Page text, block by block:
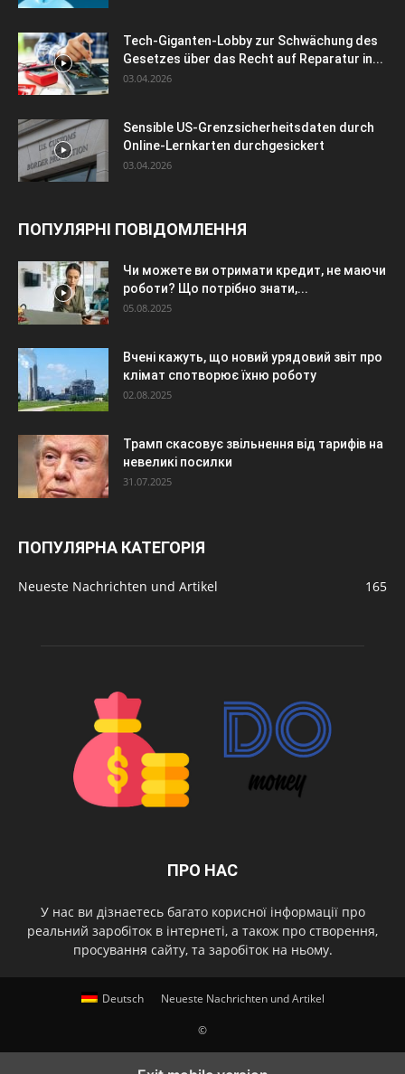
Tech-Giganten-Lobby zur Schwächung des
Gesetzes über das Recht auf Reparatur in...
03.04.2026
Sensible US-Grenzsicherheitsdaten durch
Online-Lernkarten durchgesickert
03.04.2026
ПОПУЛЯРНІ ПОВІДОМЛЕННЯ
Чи можете ви отримати кредит, не маючи
роботи? Що потрібно знати,...
05.08.2025
Вчені кажуть, що новий урядовий звіт про
клімат спотворює їхню роботу
02.08.2025
Трамп скасовує звільнення від тарифів на
невеликі посилки
31.07.2025
ПОПУЛЯРНА КАТЕГОРІЯ
Neueste Nachrichten und Artikel 165
ПРО НАС
У нас ви дізнаетесь багато корисної інформації про
реальний заробіток в інтернеті, а також про створення,
просування сайту, та заробіток на ньому.
Deutsch Neueste Nachrichten und Artikel
©